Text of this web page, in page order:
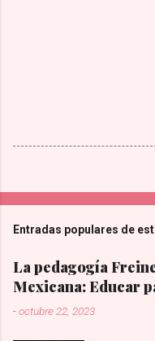
Entradas populares de
La pedagogía
Mexicana: Educar
-octubre 22, 2023